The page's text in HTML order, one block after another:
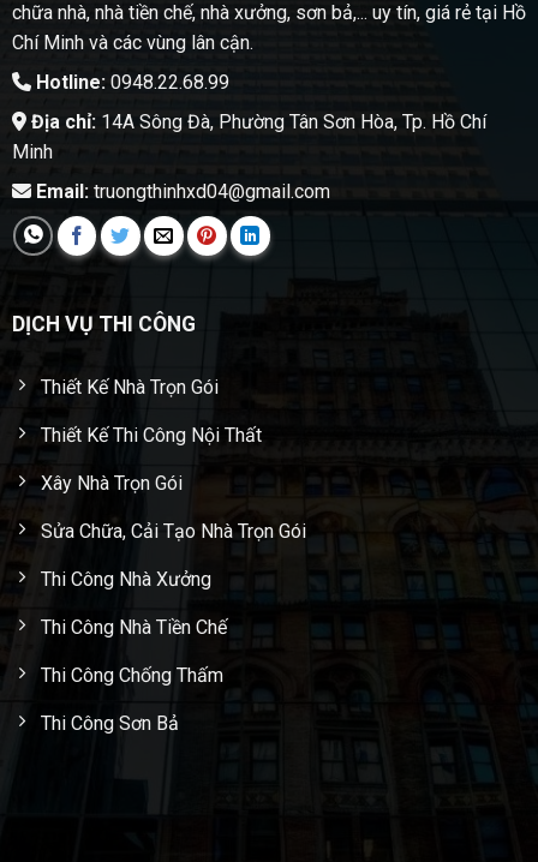
chữa nhà, nhà tiền chế, nhà xưởng, sơn bả,... uy tín, giá rẻ tại Hồ
Chí Minh và các vùng lân cận.
Hotline:0948.22.68.99
Địa chỉ:14A Sông Đà, Phường Tân Sơn Hòa, Tp. Hồ Chí
Minh
Email:truongthinhxd04@gmail.com
DỊCH VỤ THI CÔNG
Thiết Kế Nhà Trọn Gói
Thiết Kế Thi Công Nội Thất
Xây Nhà Trọn Gói
Sửa Chữa, Cải Tạo Nhà Trọn Gói
Thi Công Nhà Xưởng
Thi Công Nhà Tiền Chế
Thi Công Chống Thấm
Thi Công Sơn Bả